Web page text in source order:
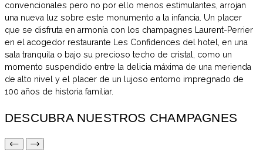
convencionales pero no por ello menos estimulantes, arrojan
una nueva luz sobre este monumento a la infancia. Un placer
que se disfruta en armonía con los champagnes Laurent-Perrier
en el acogedor restaurante Les Confidences del hotel, en una
sala tranquila o bajo su precioso techo de cristal, como un
momento suspendido entre la delicia máxima de una merienda
de alto nivel y el placer de un lujoso entorno impregnado de
100 años de historia familiar.
DESCUBRA NUESTROS CHAMPAGNES